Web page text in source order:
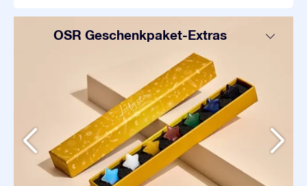
OSR Geschenkpaket-Extras